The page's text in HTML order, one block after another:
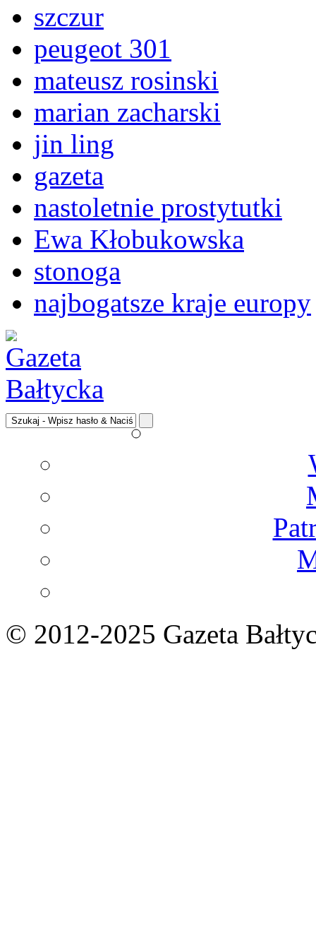
szczur
peugeot 301
mateusz rosinski
marian zacharski
jin ling
gazeta
nastoletnie prostytutki
Ewa Kłobukowska
stonoga
najbogatsze kraje europy
© 2012-2025 Gazeta